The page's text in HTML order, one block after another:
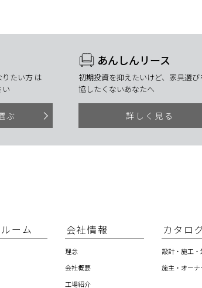
たい方 は
い
ぶ
あんしんリース
初期投資を抑えたいけど、家具選び
協したくないあなたへ
詳しく見る
ーム 会社情報
理念
会社概要
工場紹介
カタロ
設計・施工
施主・オーナ